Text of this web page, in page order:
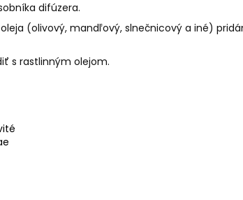
difúzera.
(olivový, mandľový, slnečnicový a iné)
s rastlinným olejom.